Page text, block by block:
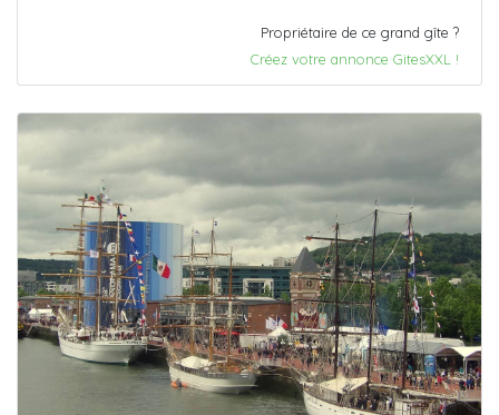
Propriétaire de ce grand gîte ?
Créez votre annonce GitesXXL !